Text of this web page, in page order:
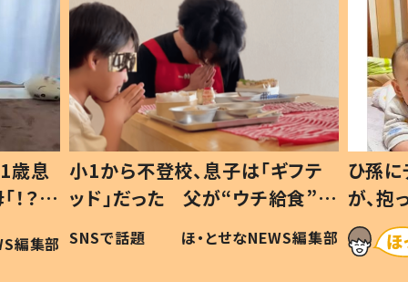
歳息
？」
編集部
小1から不登校、息子は「ギフテ
ッド」だった 父が“ウチ給食”を
作り続ける理由とは #令和の親
#令和の子
SNSで話題 ほ・とせなNEWS編集部
ひ孫
が、
「涙が
い」